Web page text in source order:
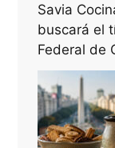
Savia
buscará el
Federal de